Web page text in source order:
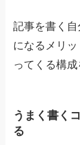
記事を書く
になるメリッ
ってくる構
うまく書く
る